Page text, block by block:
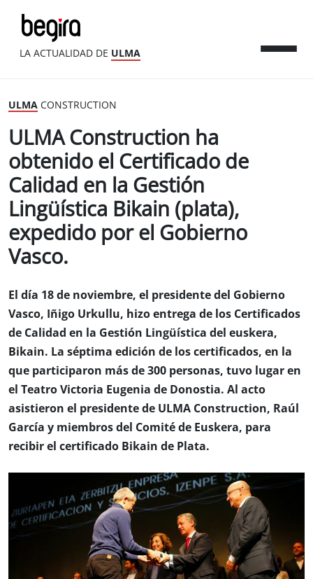
LA ACTUALIDAD DE ULMA
ULMA CONSTRUCTION
ULMA Construction ha
obtenido el Certificado de
Calidad en la Gestión
Lingüística Bikain (plata),
expedido por el Gobierno
Vasco.
El día 18 de noviembre, el presidente del Gobierno
Vasco, Iñigo Urkullu, hizo entrega de los Certificados
de Calidad en la Gestión Lingüística del euskera,
Bikain. La séptima edición de los certificados, en la
que participaron más de 300 personas, tuvo lugar en
el Teatro Victoria Eugenia de Donostia. Al acto
asistieron el presidente de ULMA Construction, Raúl
García y miembros del Comité de Euskera, para
recibir el certificado Bikain de Plata.